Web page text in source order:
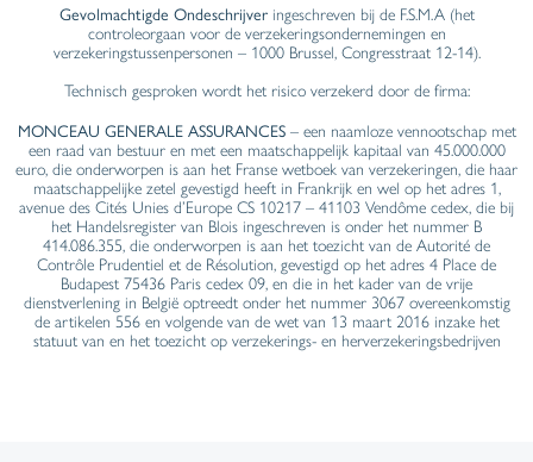
Gevolmachtigde Ondeschrijveringeschreven bij de F.S.M.A (het
controleorgaan voor de verzekeringsondernemingen en
verzekeringstussenpersonen – 1000 Brussel, Congresstraat 12-14).
Technisch gesproken wordt het risico verzekerd door de firma:
MONCEAU GENERALE ASSURANCES – een naamloze vennootschap met
een raad van bestuur en met een maatschappelijk kapitaal van 45.000.000
euro, die onderworpen is aan het Franse wetboek van verzekeringen, die haar
maatschappelijke zetel gevestigd heeft in Frankrijk en wel op het adres 1,
avenue des Cités Unies d’Europe CS 10217 – 41103 Vendôme cedex, die bij
het Handelsregister van Blois ingeschreven is onder het nummer B
414.086.355, die onderworpen is aan het toezicht van de Autorité de
Contrôle Prudentiel et de Résolution, gevestigd op het adres 4 Place de
Budapest 75436 Paris cedex 09, en die in het kader van de vrije
dienstverlening in België optreedt onder het nummer 3067 overeenkomstig
de artikelen 556 en volgende van de wet van 13 maart 2016 inzake het
statuut van en het toezicht op verzekerings- en herverzekeringsbedrijven